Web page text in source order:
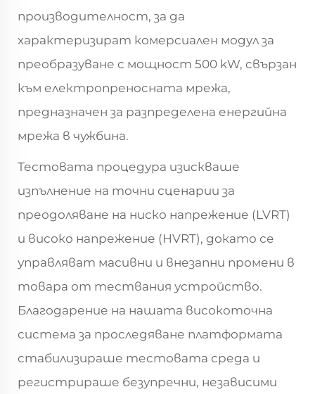
производителност, за да
характеризират комерсиален модул за
преобразуване с мощност 500 kW, свързан
към електропреносната мрежа,
предназначен за разпределена енергийна
мрежа в чужбина.
Тестовата процедура изискваше
изпълнение на точни сценарии за
преодоляване на ниско напрежение (LVRT)
и високо напрежение (HVRT), докато се
управляват масивни и внезапни промени в
товара от тествания устройство.
Благодарение на нашата високоточна
система за проследяване платформата
стабилизираше тестовата среда и
регистрираше безупречни, независими